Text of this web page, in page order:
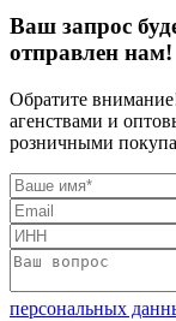
Ваш запрос
отправлен нам!
Обратите
агенствами и
розничными
персональных